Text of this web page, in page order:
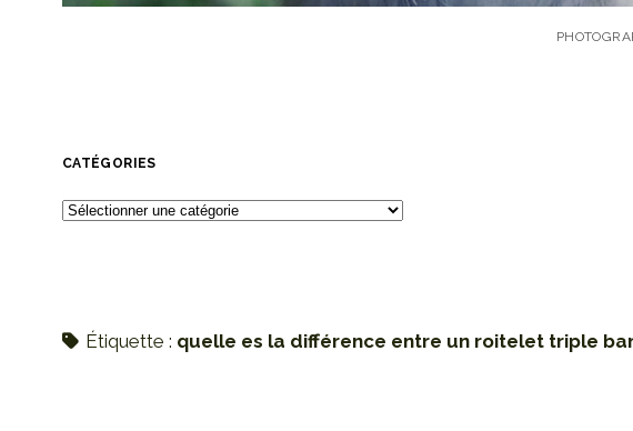
CATÉGORIES
Catégories
Étiquette : quelle es la différence entre un roitelet triple